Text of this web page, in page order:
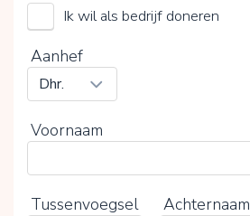
0%
Ik wil als bedrijf doneren
Aanhef
Voornaam
Tussenvoegsel Achternaam